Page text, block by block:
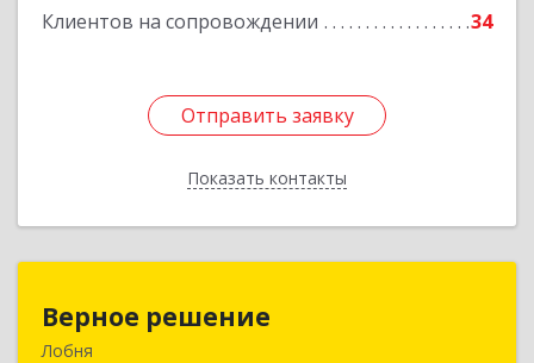
Клиентов на сопровождении 34
Отправить заявку
Показать контакты
Отправить заявку
Назад
Верное решение
Лобня141730, Московская обл, Лобня г, Чехова ул,